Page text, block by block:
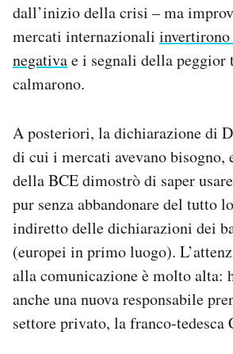
dall’inizio della crisi – ma
mercati internazionali invertirono
negativae i segnali della peggior
calmarono.
A posteriori, la dichiarazione di
di cui i mercati avevano
della BCE dimostrò di saper
pur senza abbandonare del tutto
indiretto delle dichiarazioni dei
(europei in primo luogo).
alla comunicazione è molto alta:
anche una nuova responsabile
settore privato, la franco-tedesca